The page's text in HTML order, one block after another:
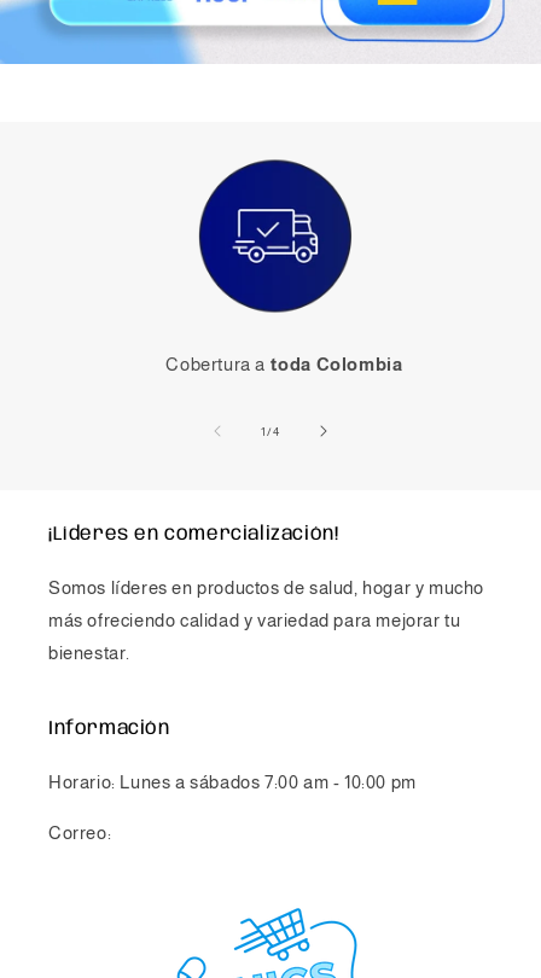
Cobertura a toda Colombia
1/de
4
¡Líderes en comercialización!
Somos líderes en productos de salud, hogar y mucho
más ofreciendo calidad y variedad para mejorar tu
bienestar.
Información
Horario: Lunes a sábados 7:00 am - 10:00 pm
Correo: